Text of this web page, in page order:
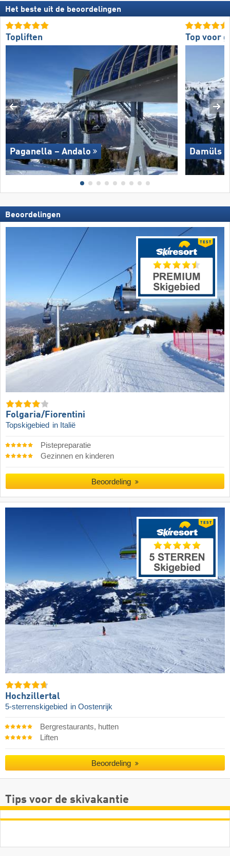
Het beste uit de beoordelingen
Topliften
Paganella – Andalo
Top voor
Damüls
Beoordelingen
Folgaria/​Fiorentini
Topskigebied in Italië
Pistepreparatie
Gezinnen en kinderen
Beoordeling
Hochzillertal
5-sterrenskigebied in Oostenrijk
Bergrestaurants, hutten
Liften
Beoordeling
Tips voor de skivakantie